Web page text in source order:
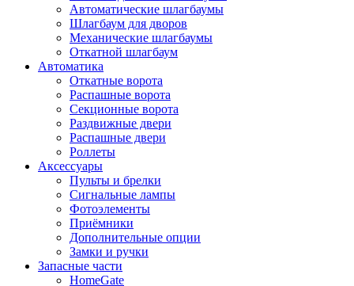
Автоматические шлагбаумы
Шлагбаум для дворов
Механические шлагбаумы
Откатной шлагбаум
Автоматика
Откатные ворота
Распашные ворота
Секционные ворота
Раздвижные двери
Распашные двери
Роллеты
Аксессуары
Пульты и брелки
Сигнальные лампы
Фотоэлементы
Приёмники
Дополнительные опции
Замки и ручки
Запасные части
HomeGate